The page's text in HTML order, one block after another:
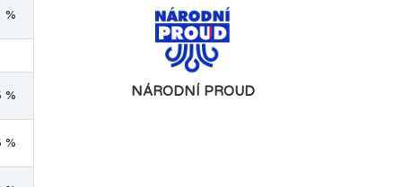
%
%
%
NÁRODNÍ PROUD